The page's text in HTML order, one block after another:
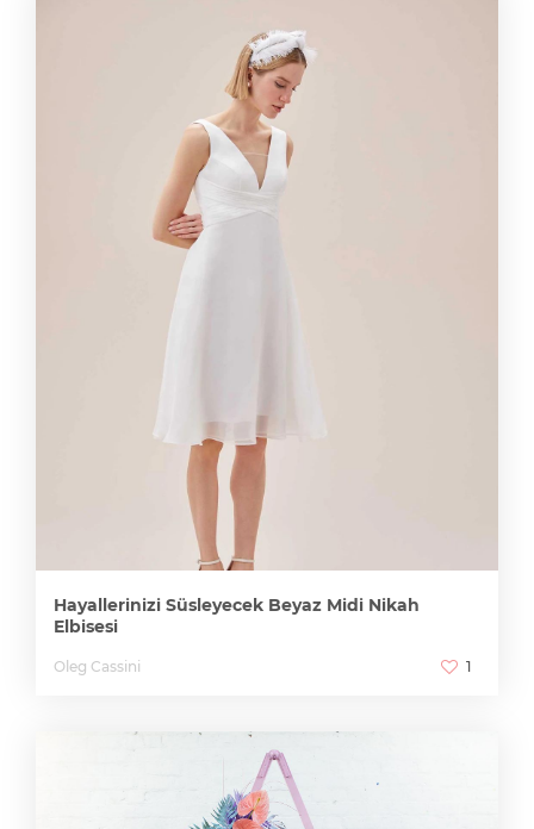
Hayallerinizi Süsleyecek Beyaz Midi Nikah
Elbisesi
Oleg Cassini 1